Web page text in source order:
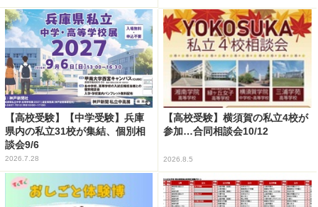
【高校受験】【中学受験】兵庫
県内の私立31校が集結、個別相
談会9/6
2026.7.28
【高校受験】横須賀の私立4校が
参加…合同相談会10/12
2026.8.5